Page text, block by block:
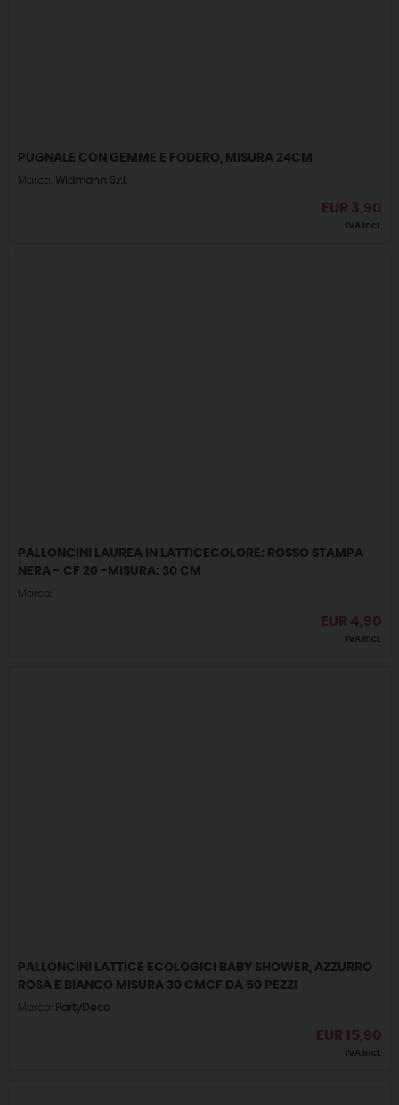
PUGNALE CON GEMME E FODERO, MISURA 24CM
Marca: Widmann S.r.l.
EUR 3,90
IVA incl.
PALLONCINI LAUREA IN LATTICECOLORE: ROSSO STAMPA
NERA - CF 20 -MISURA: 30 CM
Marca:
EUR 4,90
IVA incl.
PALLONCINI LATTICE ECOLOGICI BABY SHOWER, AZZURRO
ROSA E BIANCO MISURA 30 CMCF DA 50 PEZZI
Marca: PartyDeco
EUR15,90
IVA incl.